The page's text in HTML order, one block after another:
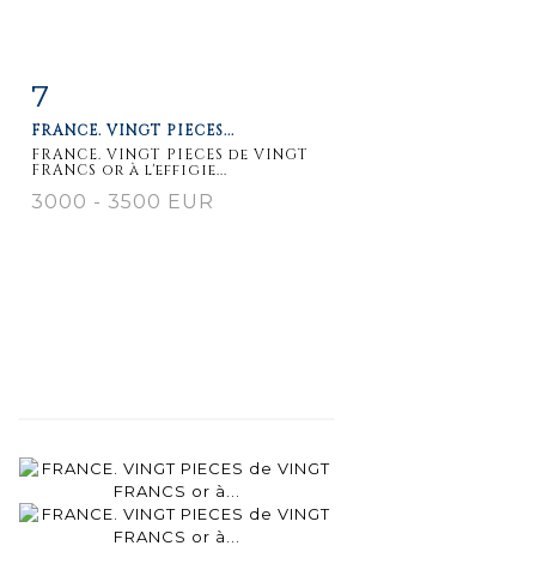
7
FRANCE. VINGT PIECES...
FRANCE. VINGT PIECES de VINGT
FRANCS or à l'effigie...
3000 - 3500 EUR